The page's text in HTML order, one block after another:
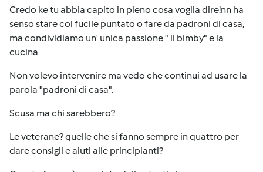
Credo ke tu abbia capito in pieno cosa voglia dire!nn ha
senso stare col fucile puntato o fare da padroni di casa,
ma condividiamo un' unica passione " il bimby" e la
cucina
Non volevo intervenire ma vedo che continui ad usare la
parola "padroni di casa".
Scusa ma chi sarebbero?
Le veterane? quelle che si fanno sempre in quattro per
dare consigli e aiuti alle principianti?